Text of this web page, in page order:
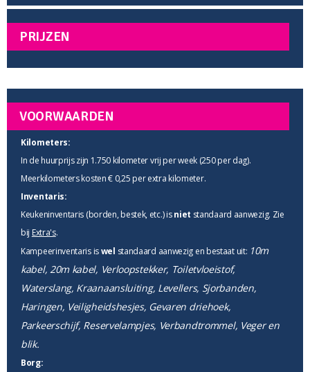
PRIJZEN
VOORWAARDEN
Kilometers:
In de huurprijs zijn 1.750 kilometer vrij per week (250 per dag).
Meerkilometers kosten € 0,25 per extra kilometer.
Inventaris:
Keukeninventaris (borden, bestek, etc.) isniet standaard aanwezig. Zie
bij Extra's.
Kampeerinventaris iswel standaard aanwezig en bestaat uit: 10m
kabel, 20m kabel, Verloopstekker, Toiletvloeistof,
Waterslang, Kraanaansluiting, Levellers, Sjorbanden,
Haringen, Veiligheidshesjes, Gevaren driehoek,
Parkeerschijf, Reservelampjes, Verbandtrommel, Veger en
blik.
Borg: